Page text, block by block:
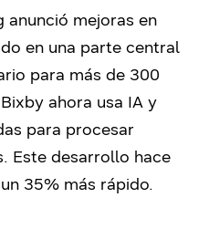
anunció mejoras en
en una parte central
para más de 300
ahora usa IA y
para procesar
Este desarrollo hace
35% más rápido.